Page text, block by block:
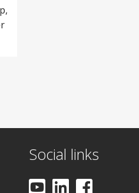
Social links